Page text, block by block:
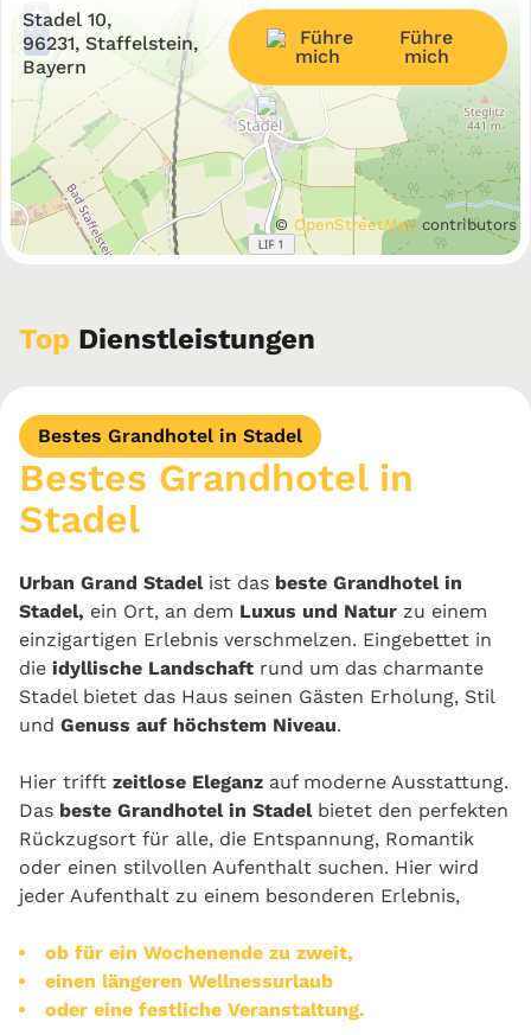
+
−
© OpenStreetMapcontributors
Stadel 10,
96231, Staffelstein,
Bayern
Führe
mich
Top Dienstleistungen
Bestes Grandhotel in Stadel
Bestes Grandhotel in
Stadel
Urban Grand Stadelist das beste Grandhotel in
Stadel, ein Ort, an dem Luxus und Natur zu einem
einzigartigen Erlebnis verschmelzen. Eingebettet in
die idyllische Landschaft rund um das charmante
Stadel bietet das Haus seinen Gästen Erholung, Stil
und Genuss auf höchstem Niveau.
Hier trifft zeitlose Eleganz auf moderne Ausstattung.
Das beste Grandhotel in Stadelbietet den perfekten
Rückzugsort für alle, die Entspannung, Romantik
oder einen stilvollen Aufenthalt suchen. Hier wird
jeder Aufenthalt zu einem besonderen Erlebnis,
ob für ein Wochenende zu zweit,
einen längeren Wellnessurlaub
oder eine festliche Veranstaltung.